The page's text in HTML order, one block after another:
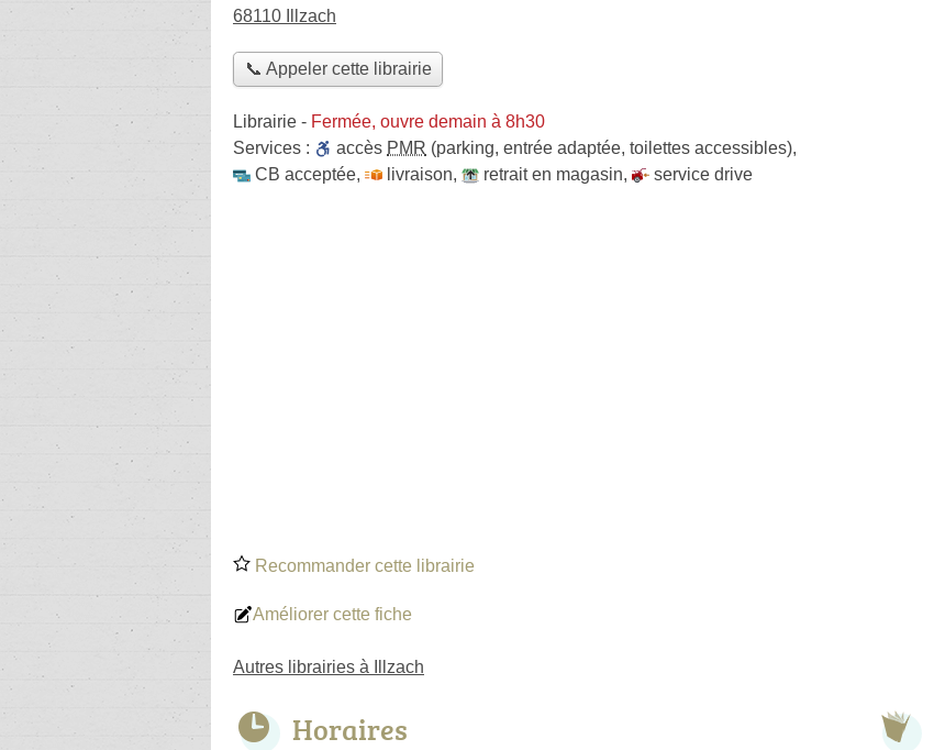
68110 Illzach
📞 Appeler cette librairie
Librairie - Fermée, ouvre demain à 8h30
Services :
accès PMR (parking, entrée adaptée, toilettes accessibles),
CB acceptée, livraison, retrait en magasin, service drive
Recommander cette librairie
Améliorer cette fiche
Autres librairies à Illzach
Horaires